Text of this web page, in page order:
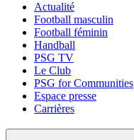
Actualité
Football masculin
Football féminin
Handball
PSG TV
Le Club
PSG for Communities
Espace presse
Carrières